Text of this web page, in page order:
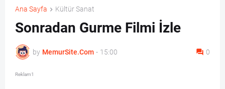
Ana Sayfa Kültür Sanat
Sonradan Gurme Filmi İzle
by MemurSite.Com - 15:00 0
Reklam1